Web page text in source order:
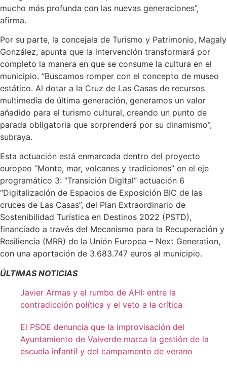
mucho más profunda con las nuevas generaciones”,
afirma.
Por su parte, la concejala de Turismo y Patrimonio, Magaly
González, apunta que la intervención transformará por
completo la manera en que se consume la cultura en el
municipio. “Buscamos romper con el concepto de museo
estático. Al dotar a la Cruz de Las Casas de recursos
multimedia de última generación, generamos un valor
añadido para el turismo cultural, creando un punto de
parada obligatoria que sorprenderá por su dinamismo”,
subraya.
Esta actuación está enmarcada dentro del proyecto
europeo “Monte, mar, volcanes y tradiciones” en el eje
programático 3: “Transición Digital” actuación 6
“Digitalización de Espacios de Exposición BIC de las
cruces de Las Casas”, del Plan Extraordinario de
Sostenibilidad Turística en Destinos 2022 (PSTD),
financiado a través del Mecanismo para la Recuperación y
Resiliencia (MRR) de la Unión Europea – Next Generation,
con una aportación de 3.683.747 euros al municipio.
ÚLTIMAS NOTICIAS
Javier Armas y el rumbo de AHI: entre la
contradicción política y el veto a la crítica
El PSOE denuncia que la improvisación del
Ayuntamiento de Valverde marca la gestión de la
escuela infantil y del campamento de verano